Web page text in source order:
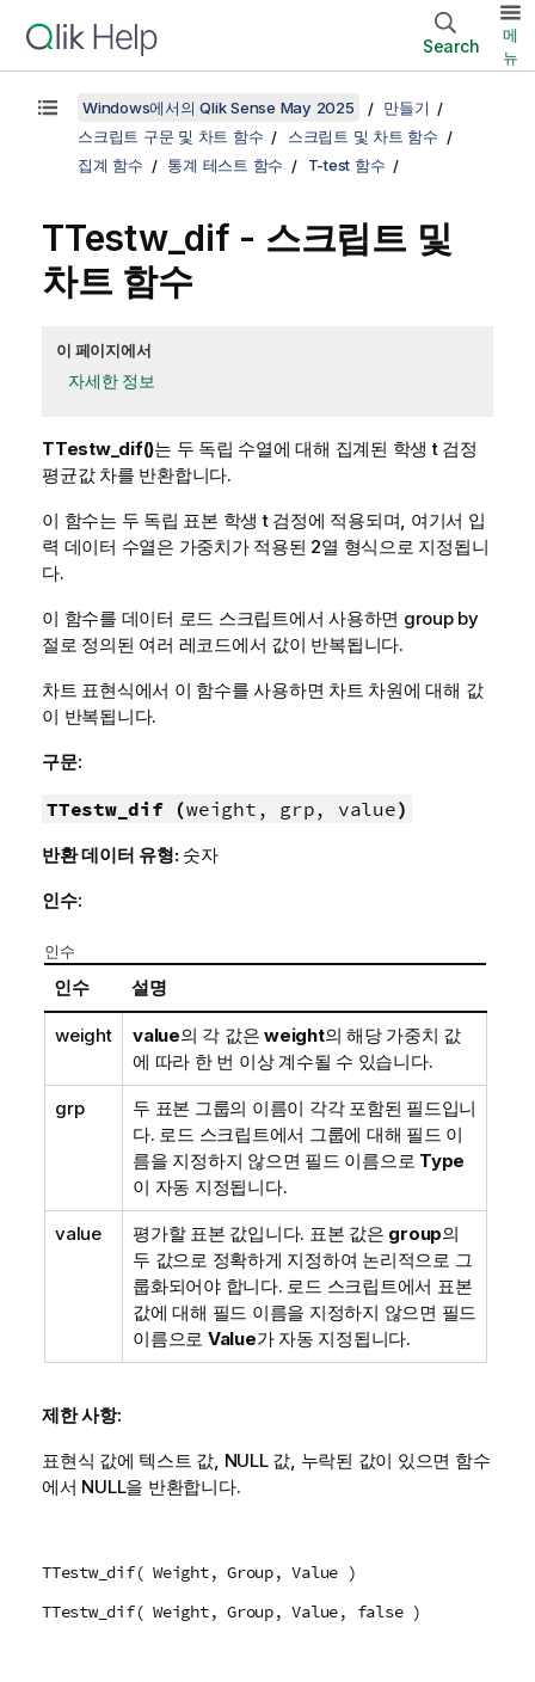
Search
메
뉴
Windows에서의 Qlik Sense May 2025
만들기
스크립트 구문 및 차트 함수
스크립트 및 차트 함수
집계 함수
통계 테스트 함수 T-test 함수
TTestw_dif - 스크립트 및
차트 함수
이 페이지에서
자세한 정보
TTestw_dif()는 두 독립 수열에 대해 집계된 학생 t 검정
평균값 차를 반환합니다.
이 함수는 두 독립 표본 학생 t 검정에 적용되며, 여기서 입
력 데이터 수열은 가중치가 적용된 2열 형식으로 지정됩니
다.
이 함수를 데이터 로드 스크립트에서 사용하면 group by
절로 정의된 여러 레코드에서 값이 반복됩니다.
차트 표현식에서 이 함수를 사용하면 차트 차원에 대해 값
이 반복됩니다.
구문:
TTestw_dif (weight, grp, value)
반환 데이터 유형: 숫자
인수:
인수
인수 설명
weight value의 각 값은 weight의 해당 가중치 값
에 따라 한 번 이상 계수될 수 있습니다.
grp
두 표본 그룹의 이름이 각각 포함된 필드입니
다. 로드 스크립트에서 그룹에 대해 필드 이
름을 지정하지 않으면 필드 이름으로 Type
이 자동 지정됩니다.
value 평가할 표본 값입니다. 표본 값은 group의
두 값으로 정확하게 지정하여 논리적으로 그
룹화되어야 합니다. 로드 스크립트에서 표본
값에 대해 필드 이름을 지정하지 않으면 필드
이름으로 Value가 자동 지정됩니다.
제한 사항:
표현식 값에 텍스트 값, NULL값, 누락된 값이 있으면 함수
에서 NULL을 반환합니다.
TTestw_dif( Weight, Group, Value )
TTestw_dif( Weight, Group, Value, false )